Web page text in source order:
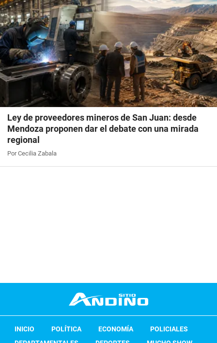
Ley de proveedores mineros de San Juan: desde
Mendoza proponen dar el debate con una mirada
regional
Por Cecilia Zabala
INICIO POLÍTICA ECONOMÍA
POLICIALES